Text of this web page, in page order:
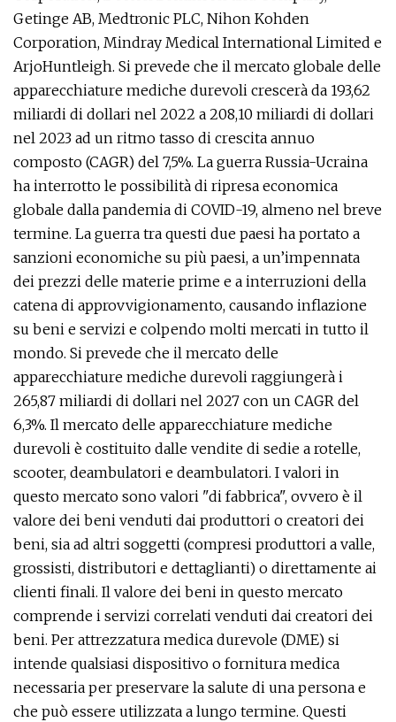
Getinge AB, Medtronic PLC, Nihon Kohden
Corporation, Mindray Medical International Limited e
ArjoHuntleigh. Si prevede che il mercato globale delle
apparecchiature mediche durevoli crescerà da 193,62
miliardi di dollari nel 2022 a 208,10 miliardi di dollari
nel 2023 ad un ritmo tasso di crescita annuo
composto (CAGR) del 7,5%. La guerra Russia-Ucraina
ha interrotto le possibilità di ripresa economica
globale dalla pandemia di COVID-19, almeno nel breve
termine. La guerra tra questi due paesi ha portato a
sanzioni economiche su più paesi, a un’impennata
dei prezzi delle materie prime e a interruzioni della
catena di approvvigionamento, causando inflazione
su beni e servizi e colpendo molti mercati in tutto il
mondo. Si prevede che il mercato delle
apparecchiature mediche durevoli raggiungerà i
265,87 miliardi di dollari nel 2027 con un CAGR del
6,3%. Il mercato delle apparecchiature mediche
durevoli è costituito dalle vendite di sedie a rotelle,
scooter, deambulatori e deambulatori. I valori in
questo mercato sono valori "di fabbrica", ovvero è il
valore dei beni venduti dai produttori o creatori dei
beni, sia ad altri soggetti (compresi produttori a valle,
grossisti, distributori e dettaglianti) o direttamente ai
clienti finali. Il valore dei beni in questo mercato
comprende i servizi correlati venduti dai creatori dei
beni. Per attrezzatura medica durevole (DME) si
intende qualsiasi dispositivo o fornitura medica
necessaria per preservare la salute di una persona e
che può essere utilizzata a lungo termine. Questi